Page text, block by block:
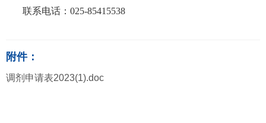
联系电话： 025-85415538
附件：
调剂申请表2023(1).doc